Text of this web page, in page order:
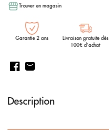
Trouver en magasin
Garantie 2 ans
Livraison gratuite dès
100€ d'achat
Description